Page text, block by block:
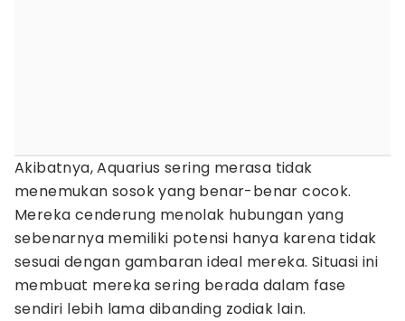
Akibatnya, Aquarius sering merasa tidak
menemukan sosok yang benar-benar cocok.
Mereka cenderung menolak hubungan yang
sebenarnya memiliki potensi hanya karena tidak
sesuai dengan gambaran ideal mereka. Situasi ini
membuat mereka sering berada dalam fase
sendiri lebih lama dibanding zodiak lain.